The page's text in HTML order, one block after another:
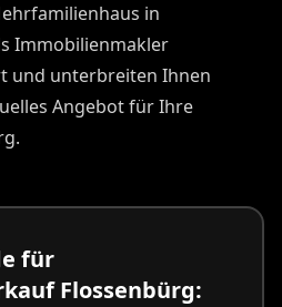
in
Immobilienmakler
und unterbreiten Ihnen
Angebot für Ihre
für
Flossenbürg: